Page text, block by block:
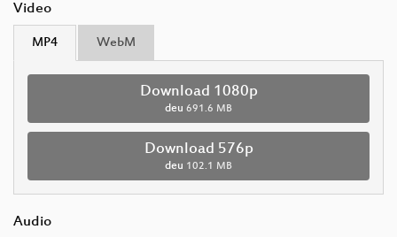
Video
MP4 WebM
Download 1080p
deu 691.6 MB
Download 576p
deu 102.1 MB
Audio